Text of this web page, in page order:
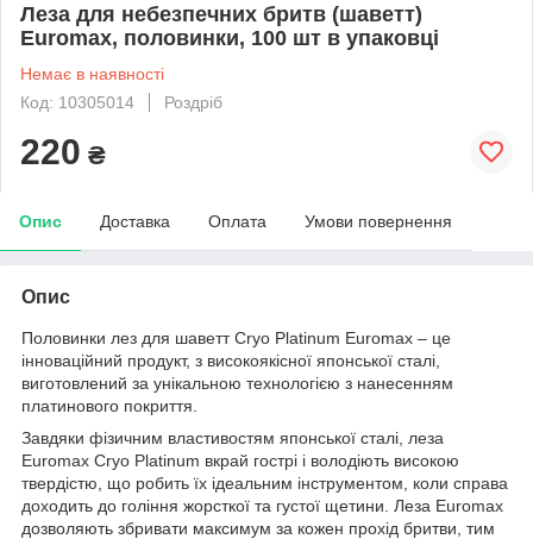
Леза для небезпечних бритв (шаветт)
Euromax, половинки, 100 шт в упаковці
Немає в наявності
Код: 10305014
Роздріб
220 ₴
Опис Доставка Оплата Умови повернення
Опис
Половинки лез для шаветт Cryo Platinum Euromax – це
інноваційний продукт, з високоякісної японської сталі,
виготовлений за унікальною технологією з нанесенням
платинового покриття.
Завдяки фізичним властивостям японської сталі, леза
Euromax Cryo Platinum вкрай гострі і володіють високою
твердістю, що робить їх ідеальним інструментом, коли справа
доходить до гоління жорсткої та густої щетини. Леза Euromax
дозволяють збривати максимум за кожен прохід бритви, тим